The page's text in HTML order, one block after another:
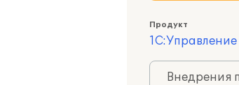
Продукт
1С:Управление
Внедрения